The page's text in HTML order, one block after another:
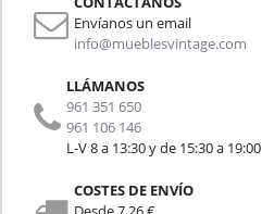
Envíanos un email
info@mueblesvintage.com
LLÁMANOS
961 351 650
961 106 146
L-V 8 a 13:30 y de 15:30 a 19:00
COSTES DE ENVÍO